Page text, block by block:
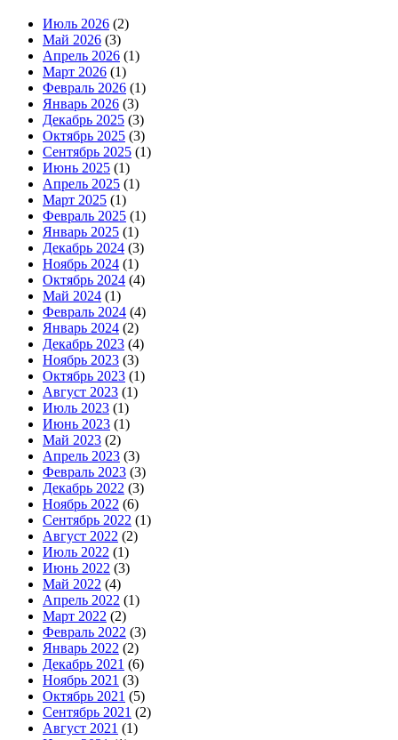
Июль 2026 (2)
Май 2026 (3)
Апрель 2026 (1)
Март 2026 (1)
Февраль 2026 (1)
Январь 2026 (3)
Декабрь 2025 (3)
Октябрь 2025 (3)
Сентябрь 2025 (1)
Июнь 2025 (1)
Апрель 2025 (1)
Март 2025 (1)
Февраль 2025 (1)
Январь 2025 (1)
Декабрь 2024 (3)
Ноябрь 2024 (1)
Октябрь 2024 (4)
Май 2024 (1)
Февраль 2024 (4)
Январь 2024 (2)
Декабрь 2023 (4)
Ноябрь 2023 (3)
Октябрь 2023 (1)
Август 2023 (1)
Июль 2023 (1)
Июнь 2023 (1)
Май 2023 (2)
Апрель 2023 (3)
Февраль 2023 (3)
Декабрь 2022 (3)
Ноябрь 2022 (6)
Сентябрь 2022 (1)
Август 2022 (2)
Июль 2022 (1)
Июнь 2022 (3)
Май 2022 (4)
Апрель 2022 (1)
Март 2022 (2)
Февраль 2022 (3)
Январь 2022 (2)
Декабрь 2021 (6)
Ноябрь 2021 (3)
Октябрь 2021 (5)
Сентябрь 2021 (2)
Август 2021 (1)